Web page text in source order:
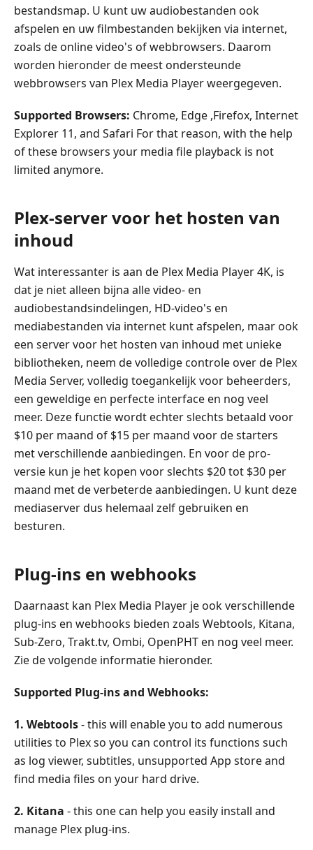
bestandsmap. U kunt uw audiobestanden ook
afspelen en uw filmbestanden bekijken via internet,
zoals de online video's of webbrowsers. Daarom
worden hieronder de meest ondersteunde
webbrowsers van Plex Media Player weergegeven.
Supported Browsers: Chrome, Edge ,Firefox, Internet
Explorer 11, and Safari For that reason, with the help
of these browsers your media file playback is not
limited anymore.
Plex-server voor het hosten van
inhoud
Wat interessanter is aan de Plex Media Player 4K, is
dat je niet alleen bijna alle video- en
audiobestandsindelingen, HD-video's en
mediabestanden via internet kunt afspelen, maar ook
een server voor het hosten van inhoud met unieke
bibliotheken, neem de volledige controle over de Plex
Media Server, volledig toegankelijk voor beheerders,
een geweldige en perfecte interface en nog veel
meer. Deze functie wordt echter slechts betaald voor
$10 per maand of $15 per maand voor de starters
met verschillende aanbiedingen. En voor de pro-
versie kun je het kopen voor slechts $20 tot $30 per
maand met de verbeterde aanbiedingen. U kunt deze
mediaserver dus helemaal zelf gebruiken en
besturen.
Plug-ins en webhooks
Daarnaast kan Plex Media Player je ook verschillende
plug-ins en webhooks bieden zoals Webtools, Kitana,
Sub-Zero, Trakt.tv, Ombi, OpenPHT en nog veel meer.
Zie de volgende informatie hieronder.
Supported Plug-ins and Webhooks:
1. Webtools- this will enable you to add numerous
utilities to Plex so you can control its functions such
as log viewer, subtitles, unsupported App store and
find media files on your hard drive.
2. Kitana - this one can help you easily install and
manage Plex plug-ins.